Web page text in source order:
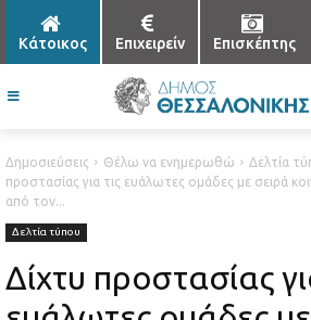
Κάτοικος Επιχειρείν Επισκέπτης
Δημοσιεύσεις Θέλω να ενημερωθώ Δελτία
προστασίας για τις ευάλωτες ομάδες με σειρά
από τον...
Δελτία τύπου
Δίχτυ προστασίας